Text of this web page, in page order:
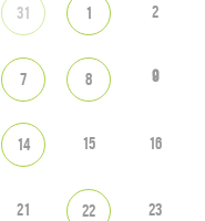
31 1 2
7 8 9
14 15 16
21 22 23